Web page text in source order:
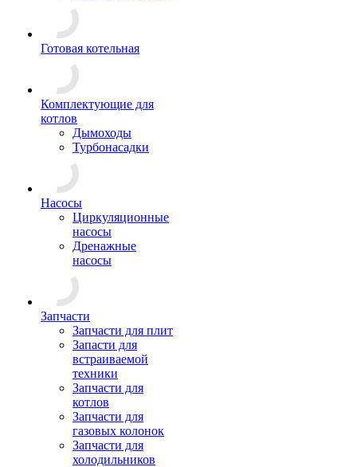
Готовая котельная
Комплектующие для
котлов
Дымоходы
Турбонасадки
Насосы
Циркуляционные
насосы
Дренажные
насосы
Запчасти
Запчасти для плит
Запасти для
встраиваемой
техники
Запчасти для
котлов
Запчасти для
газовых колонок
Запчасти для
холодильников